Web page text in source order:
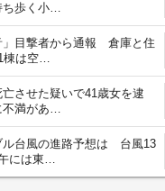
ち歩く小…
」目撃者から通報 倉庫と住
棟は空…
させた疑いで41歳女を逮
満があ…
ル台風の進路予想は 台風13
には東…